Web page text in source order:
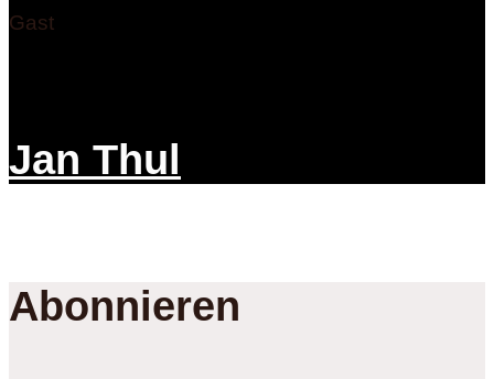
Gast
Jan Thul
Abonnieren